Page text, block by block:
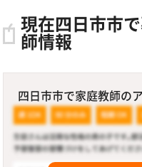
現在四日市市
師情報
四日市市で家庭教師の